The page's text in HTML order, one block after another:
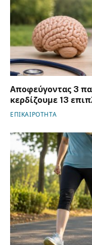
Αποφεύγοντας 3
κερδίζουμε 13
ΕΠΙΚΑΙΡΟΤΗΤΑ